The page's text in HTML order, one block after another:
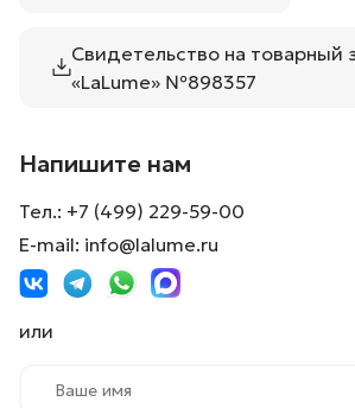
Свидетельство на товарный
«LaLume» №898357
Напишите нам
Тел.: +7 (499) 229-59-00
E-mail: info@lalume.ru
или